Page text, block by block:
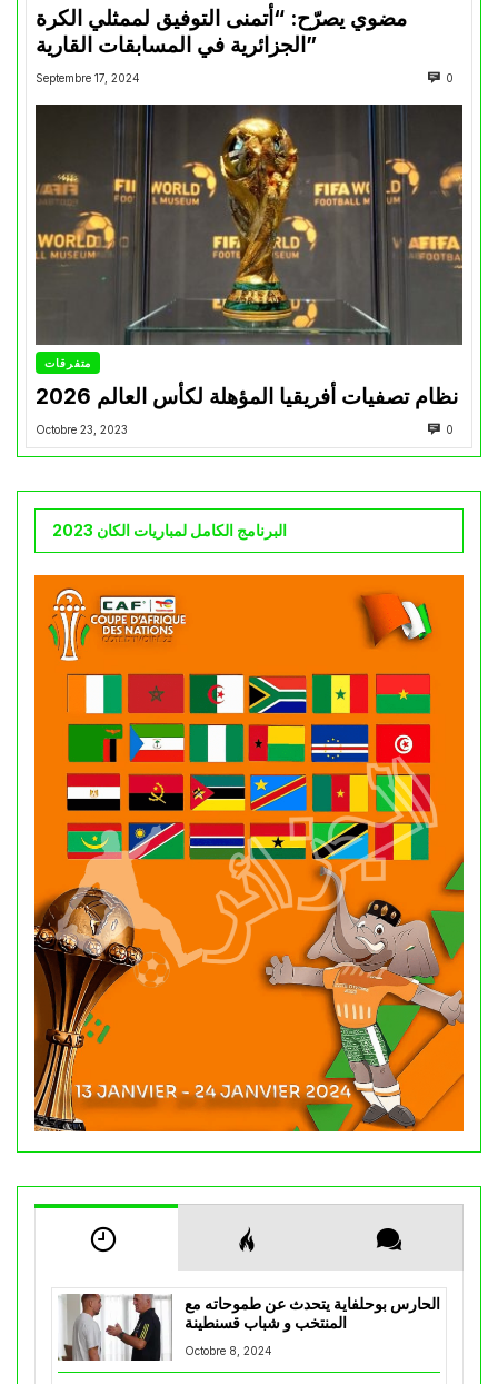
مضوي يصرّح: “أتمنى التوفيق لممثلي الكرة
الجزائرية في المسابقات القارية”
Septembre 17, 2024 0
متفرقات
نظام تصفيات أفريقيا المؤهلة لكأس العالم 2026
Octobre 23, 2023 0
البرنامج الكامل لمباريات الكان 2023
الحارس بوحلفاية يتحدث عن طموحاته مع
المنتخب و شباب قسنطينة
Octobre 8, 2024